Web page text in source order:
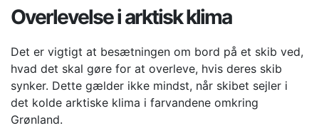
Overlevelse i arktisk klima
Det er vigtigt at besætningen om bord på et skib ved,
hvad det skal gøre for at overleve, hvis deres skib
synker. Dette gælder ikke mindst, når skibet sejler i
det kolde arktiske klima i farvandene omkring
Grønland.